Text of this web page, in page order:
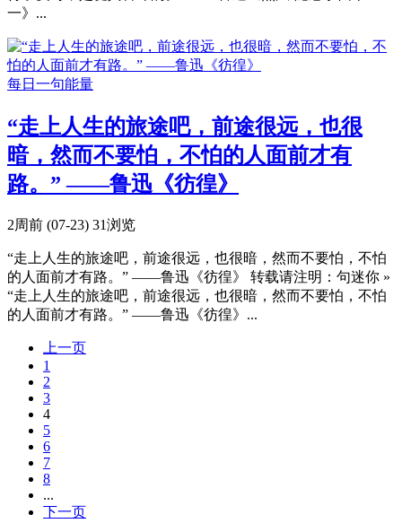
一》...
每日一句能量
“走上人生的旅途吧，前途很远，也很
暗，然而不要怕，不怕的人面前才有
路。” ——鲁迅《彷徨》
2周前 (07-23) 31浏览
“走上人生的旅途吧，前途很远，也很暗，然而不要怕，不怕
的人面前才有路。” ——鲁迅《彷徨》 转载请注明：句迷你 »
“走上人生的旅途吧，前途很远，也很暗，然而不要怕，不怕
的人面前才有路。” ——鲁迅《彷徨》...
上一页
1
2
3
4
5
6
7
8
...
下一页